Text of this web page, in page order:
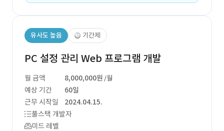
유사도 높음 기간제
PC 설정 관리 Web 프로그램 개발
월 금액 8,000,000원 /월
예상 기간
60일
근무 시작일
2024.04.15.
풀스택 개발자
미드 레벨